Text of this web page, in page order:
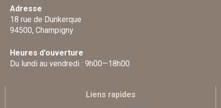
Adresse
18 rue de Dunkerque
94500, Champigny
Heures d’ouverture
Du lundi au vendredi : 9h00—18h00
Liens rapides